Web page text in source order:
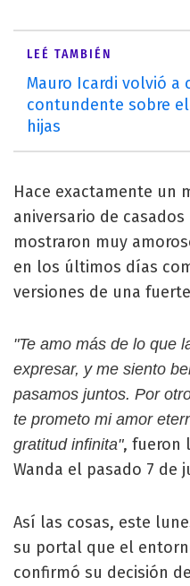
LEÉ TAMBIÉN
Mauro Icardi volvió a
contundente sobre
hijas
Hace exactamente un
aniversario de
mostraron muy
en los últimos días
versiones de una
"Te amo más de lo que
expresar, y me siento
pasamos juntos. Por
te prometo mi amor
gratitud infinita", fueron
Wanda el pasado 7 de
Así las cosas, este
su portal que el
confirmó su decisión